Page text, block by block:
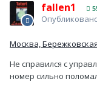
fallen1
Москва,
Не справился с
номер сильно